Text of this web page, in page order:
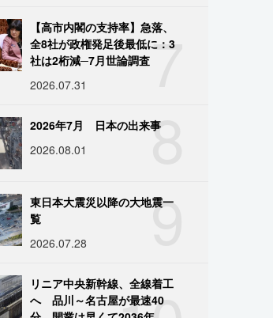
7
【高市内閣の支持率】急落、
全8社が政権発足後最低に：3
社は2桁減─7月世論調査
2026.07.31
8
2026年7月 日本の出来事
2026.08.01
9
東日本大震災以降の大地震一
覧
2026.07.28
リニア中央新幹線、全線着工
へ 品川～名古屋が最速40